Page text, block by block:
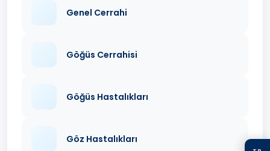
Genel Cerrahi
Göğüs Cerrahisi
Göğüs Hastalıkları
Göz Hastalıkları